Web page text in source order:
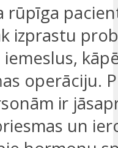
rūpīga
izprastu
operāciju.
ir
un